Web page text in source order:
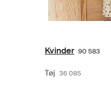
Kvinder 90 583
Tøj 36 085